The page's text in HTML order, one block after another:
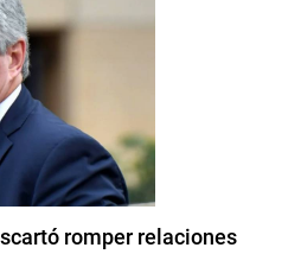
romper relaciones